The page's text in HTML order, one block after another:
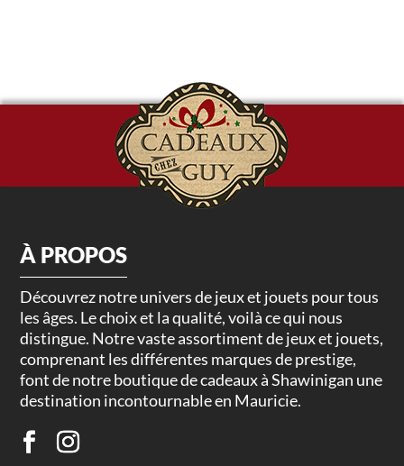
À PROPOS
Découvrez notre univers de jeux et jouets pour tous
les âges. Le choix et la qualité, voilà ce qui nous
distingue. Notre vaste assortiment de jeux et jouets,
comprenant les différentes marques de prestige,
font de notre boutique de cadeaux à Shawinigan une
destination incontournable en Mauricie.